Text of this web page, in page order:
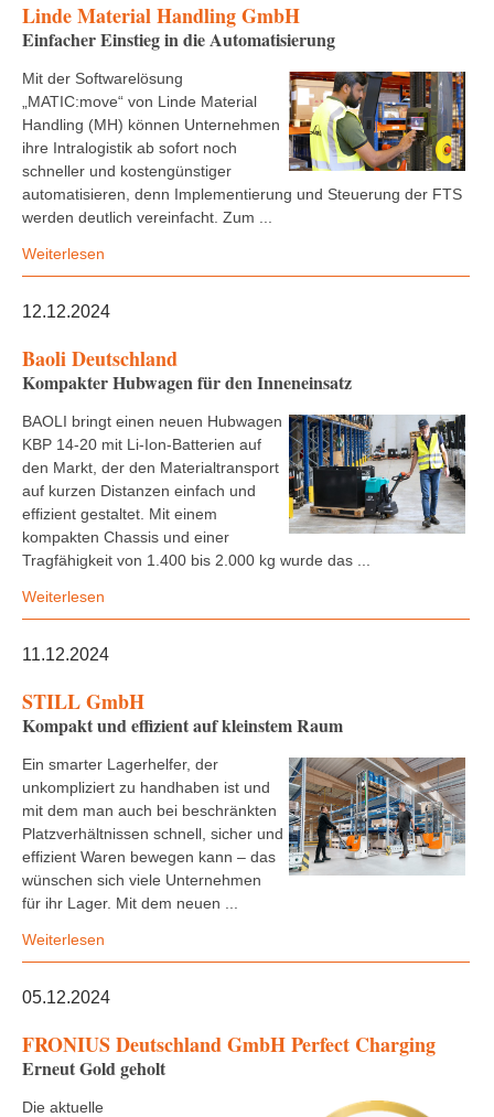
Linde Material Handling GmbH
Einfacher Einstieg in die Automatisierung
Mit der Softwarelösung
„MATIC:move“ von Linde Material
Handling (MH) können Unternehmen
ihre Intralogistik ab sofort noch
schneller und kostengünstiger
automatisieren, denn Implementierung und Steuerung der FTS
werden deutlich vereinfacht. Zum ...
Weiterlesen
12.12.2024
Baoli Deutschland
Kompakter Hubwagen für den Inneneinsatz
BAOLI bringt einen neuen Hubwagen
KBP 14-20 mit Li-Ion-Batterien auf
den Markt, der den Materialtransport
auf kurzen Distanzen einfach und
effizient gestaltet. Mit einem
kompakten Chassis und einer
Tragfähigkeit von 1.400 bis 2.000 kg wurde das ...
Weiterlesen
11.12.2024
STILL GmbH
Kompakt und effizient auf kleinstem Raum
Ein smarter Lagerhelfer, der
unkompliziert zu handhaben ist und
mit dem man auch bei beschränkten
Platzverhältnissen schnell, sicher und
effizient Waren bewegen kann – das
wünschen sich viele Unternehmen
für ihr Lager. Mit dem neuen ...
Weiterlesen
05.12.2024
FRONIUS Deutschland GmbH Perfect Charging
Erneut Gold geholt
Die aktuelle